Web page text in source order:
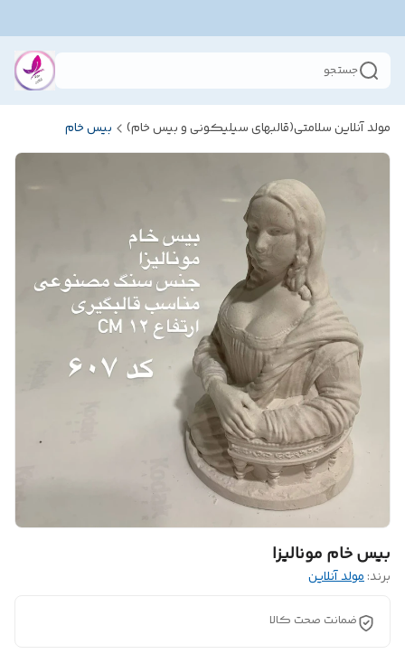
جستجو
مولد آنلاین سلامتی(قالبهای سیلیکونی و بیس خام) بیس خام
بیس خام مونالیزا
برند:مولد آنلاین
ضمانت صحت کالا